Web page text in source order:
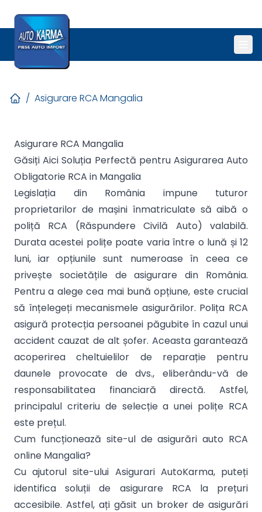
/ Asigurare RCA Mangalia
Asigurare RCA Mangalia
Găsiți Aici Soluția Perfectă pentru Asigurarea Auto
Obligatorie RCA in Mangalia
Legislația din România impune tuturor
proprietarilor de mașini înmatriculate să aibă o
poliță RCA (Răspundere Civilă Auto) valabilă.
Durata acestei polițe poate varia între o lună și 12
luni, iar opțiunile sunt numeroase în ceea ce
privește societățile de asigurare din România.
Pentru a alege cea mai bună opțiune, este crucial
să înțelegeți mecanismele asigurărilor. Polița RCA
asigură protecția persoanei păgubite în cazul unui
accident cauzat de alt șofer. Aceasta garantează
acoperirea cheltuielilor de reparație pentru
daunele provocate de dvs., eliberându-vă de
responsabilitatea financiară directă. Astfel,
principalul criteriu de selecție a unei polițe RCA
este prețul.
Cum funcționează site-ul de asigurări auto RCA
online Mangalia?
Cu ajutorul site-ului Asigurari AutoKarma, puteți
identifica soluții de asigurare RCA la prețuri
accesibile. Astfel, ați găsit un broker de asigurări